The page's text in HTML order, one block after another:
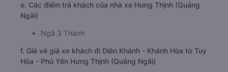
e. Các điểm trả khách của nhà xe Hưng Thịnh (Quảng
Ngãi)
Ngã 3 Thành
f. Giá vé giá xe khách đi Diên Khánh - Khánh Hòa từ Tuy
Hòa - Phú Yên Hưng Thịnh (Quảng Ngãi)